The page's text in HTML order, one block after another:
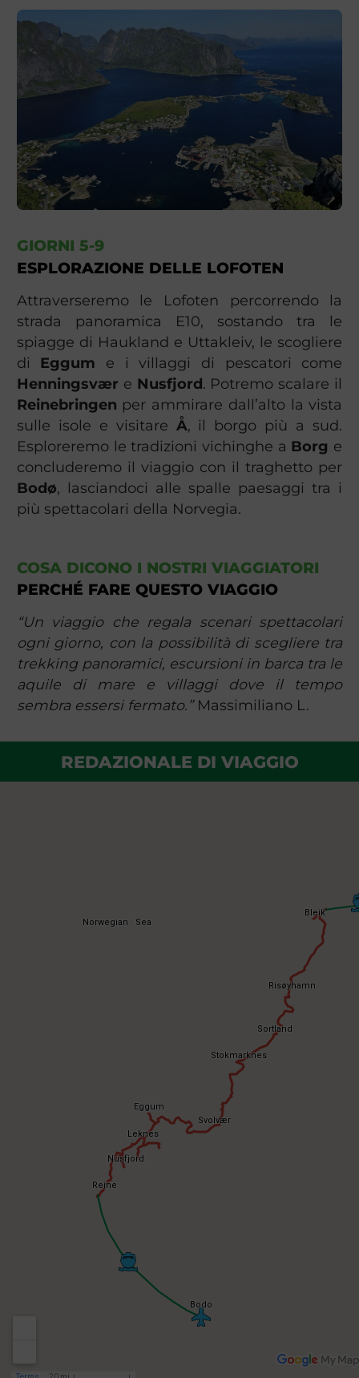
GIORNI 5-9
ESPLORAZIONE DELLE LOFOTEN
Attraverseremo le Lofoten percorrendo la
strada panoramica E10, sostando tra le
spiagge di Haukland e Uttakleiv, le scogliere
di Eggum e i villaggi di pescatori come
Henningsvær e Nusfjord. Potremo scalare il
Reinebringen per ammirare dall’alto la vista
sulle isole e visitare Å, il borgo più a sud.
Esploreremo le tradizioni vichinghe a Borg e
concluderemo il viaggio con il traghetto per
Bodø, lasciandoci alle spalle paesaggi tra i
più spettacolari della Norvegia.
COSA DICONO I NOSTRI VIAGGIATORI
PERCHÉ FARE QUESTO VIAGGIO
“Un viaggio che regala scenari spettacolari
ogni giorno, con la possibilità di scegliere tra
trekking panoramici, escursioni in barca tra le
aquile di mare e villaggi dove il tempo
sembra essersi fermato.”Massimiliano L.
REDAZIONALE DI VIAGGIO